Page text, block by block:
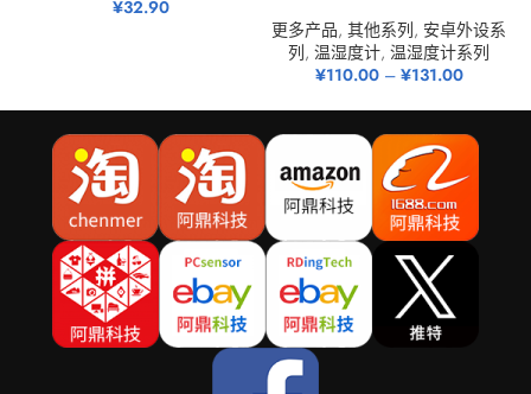
¥32.90
更多产品,其他系列, 安卓外设系
列,温湿度计,温湿度计系列
¥110.00– ¥131.00